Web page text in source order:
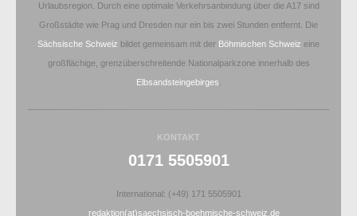
Urlaubsregion. Durch eine optimale Verkehrsanbindung über die A17 sind
Großstädte wie Prag und Dresden nur ein bis zwei Stunden entfernt. Die
Sächsische Schweiz bildet gemeinsam mit der Böhmischen Schweiz eine
großflächige, grenzüberschreitende Nationalparkzone innerhalb des
Elbsandsteingebirges
KONTAKT
0171 5505901
International: (+49) 171 5505901
redaktion(at)saechsisch-boehmische-schweiz.de